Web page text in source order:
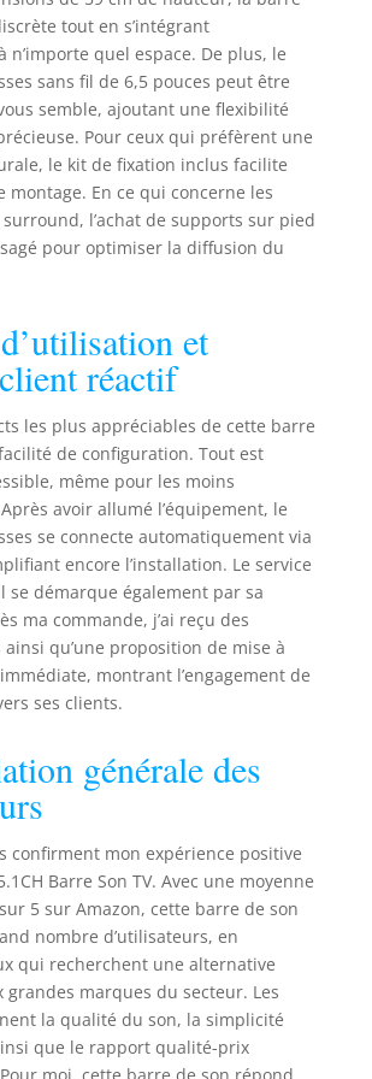
votre expérience
audio avec HXS
Processing
(ClearVoice
Technology) et nos
haut-parleurs
elliptiques avancés,
supérieurs aux
modèles
traditionnels. Leur
design élargit la
médiums. Avec le
réglage HXS, il offre
une clarté
cinématographique,
des basses
profondes et un
paysage sonore
immersif,
surpassant les
systèmes 5.1CH
classiques. Caisson
de basses sans fil
6,5" amélioré – Une
puissance de basse
révolutionnaire :
Conçu pour des
basses puissantes,
le caisson amélioré
offrant des basses
percutantes et
précises. Grâce à
une amplification
optimisée et un
design acoustique
avancé, chaque note
profonde se ressent
autant qu’elle
s’entend. Ajustez les
tout en s’intégrant
n’importe quel espace. De plus, le
sans fil de 6,5 pouces peut être
semble, ajoutant une flexibilité
Pour ceux qui préfèrent une
le kit de fixation inclus facilite
montage. En ce qui concerne les
l’achat de supports sur pied
pour optimiser la diffusion du
et
réactif
les plus appréciables de cette barre
de configuration. Tout est
même pour les moins
avoir allumé l’équipement, le
se connecte automatiquement via
encore l’installation. Le service
se démarque également par sa
ma commande, j’ai reçu des
qu’une proposition de mise à
montrant l’engagement de
ses clients.
générale des
confirment mon expérience positive
Barre Son TV. Avec une moyenne
5 sur Amazon, cette barre de son
nombre d’utilisateurs, en
qui recherchent une alternative
grandes marques du secteur. Les
la qualité du son, la simplicité
que le rapport qualité-prix
moi, cette barre de son répond